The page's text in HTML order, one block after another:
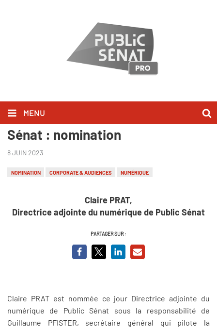
MENU
[Communiqué de presse] - Public
Sénat : nomination
8 JUIN 2023
NOMINATION CORPORATE & AUDIENCES NUMÉRIQUE
Claire PRAT,
Directrice adjointe du numérique de Public Sénat
PARTAGER SUR :
Claire PRAT est nommée ce jour Directrice adjointe du
numérique de Public Sénat sous la responsabilité de
Guillaume PFISTER, secrétaire général qui pilote la